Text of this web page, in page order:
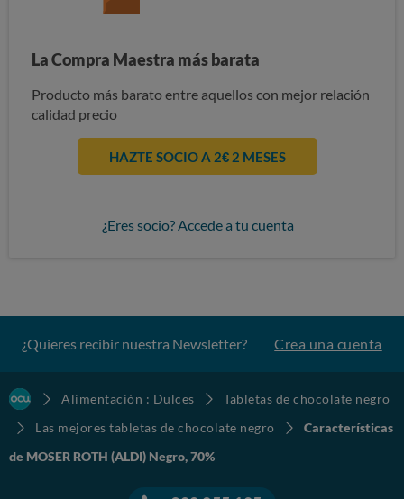
La Compra Maestra más barata
Producto más barato entre aquellos con mejor relación
calidad precio
HAZTE SOCIO A 2€ 2 MESES
¿Eres socio? Accede a tu cuenta
¿Quieres recibir nuestra Newsletter? Crea una cuenta
Alimentación : Dulces
Tabletas de chocolate negro
Las mejores tabletas de chocolate negro
Características
de MOSER ROTH (ALDI) Negro, 70%